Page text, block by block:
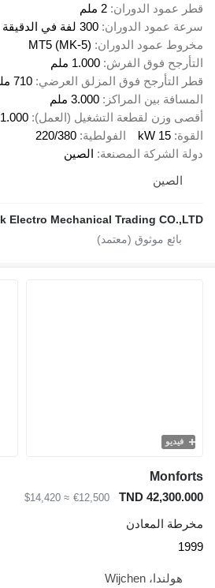
قطر عمود الدوران 2 ملم
سرعة عمود الدوران 300 لفة في الدقيقة
مخروط عمود الدوران MT5 (MK-5)
التأرجح فوق الفرش 1.000 ملم
قطر التأرجح فوق المزلق العرضي 710 ملم
المسافة بين المراكز
3.000 ملم
أقصى وزن لقطعة التشغيل (العمل) 1.000 كجم
القوة 15 kW الفولطية 220/380
دولة الشركة المصنعة الصين
الصين
فيديو
Monforts
TND 42,300.000
€12,500
≈ $14,420
مخرطة المعادن
1999
هولندا، Wijchen